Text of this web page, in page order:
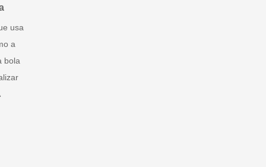
usa
a
bola